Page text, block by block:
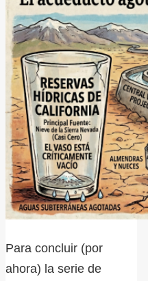
Para concluir (por
ahora) la serie de